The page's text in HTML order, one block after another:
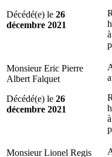
Décédé(e) le 26
décembre 2021
Monsieur Eric Pierre
Albert Falquet
Décédé(e) le 26
décembre 2021
Monsieur Lionel Regis